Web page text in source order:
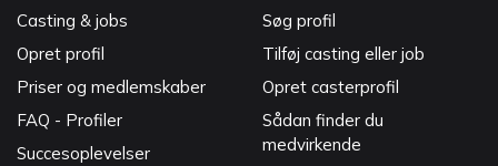
Casting & jobs
Opret profil
Priser og medlemskaber
FAQ - Profiler
Succesoplevelser
Søg profil
Tilføj casting eller job
Opret casterprofil
Sådan finder du
medvirkende